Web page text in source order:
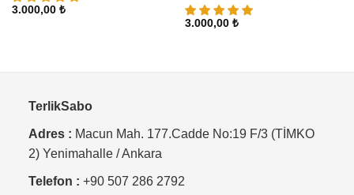
3.000,00 ₺
3.000,00 ₺
TerlikSabo
Adres : Macun Mah. 177.Cadde No:19 F/3 (TİMKO
2) Yenimahalle / Ankara
Telefon : +90 507 286 2792